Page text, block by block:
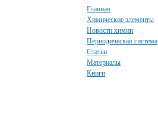
Главная
Химические элементы
Новости химии
Периодическая система
Статьи
Материалы
Книги